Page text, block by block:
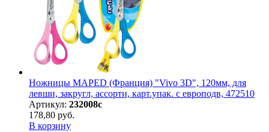
Ножницы MAPED (Франция) "Vivo 3D", 120мм, для
левши, закругл, ассорти, карт.упак. с европодв, 472510
Артикул: 232008с
178,80 руб.
В корзину